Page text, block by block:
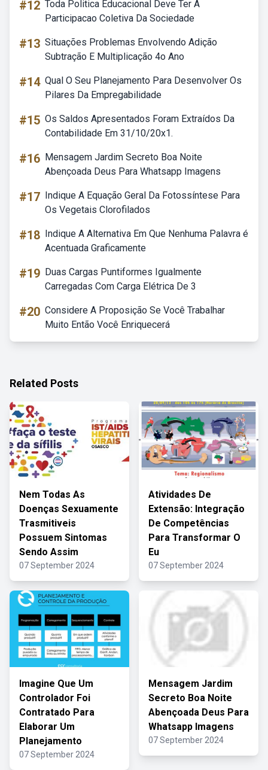
#12 Toda Politica Educacional Deve Ter A
Participacao Coletiva Da Sociedade
#13 Situações Problemas Envolvendo Adição
Subtração E Multiplicação 4o Ano
#14 Qual O Seu Planejamento Para Desenvolver Os
Pilares Da Empregabilidade
#15 Os Saldos Apresentados Foram Extraídos Da
Contabilidade Em 31/10/20x1.
#16 Mensagem Jardim Secreto Boa Noite
Abençoada Deus Para Whatsapp Imagens
#17 Indique A Equação Geral Da Fotossíntese Para
Os Vegetais Clorofilados
#18 Indique A Alternativa Em Que Nenhuma Palavra é
Acentuada Graficamente
#19 Duas Cargas Puntiformes Igualmente
Carregadas Com Carga Elétrica De 3
#20 Considere A Proposição Se Você Trabalhar
Muito Então Você Enriquecerá
Related Posts
Nem Todas As
Doenças Sexuamente
Trasmitiveis
Possuem Sintomas
Sendo Assim
07 September 2024
Atividades De
Extensão: Integração
De Competências
Para Transformar O
Eu
07 September 2024
Imagine Que Um
Controlador Foi
Contratado Para
Elaborar Um
Planejamento
07 September 2024
Mensagem Jardim
Secreto Boa Noite
Abençoada Deus Para
Whatsapp Imagens
07 September 2024